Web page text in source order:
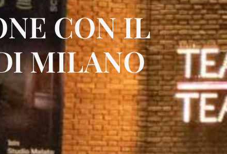
CON IL
MILANO